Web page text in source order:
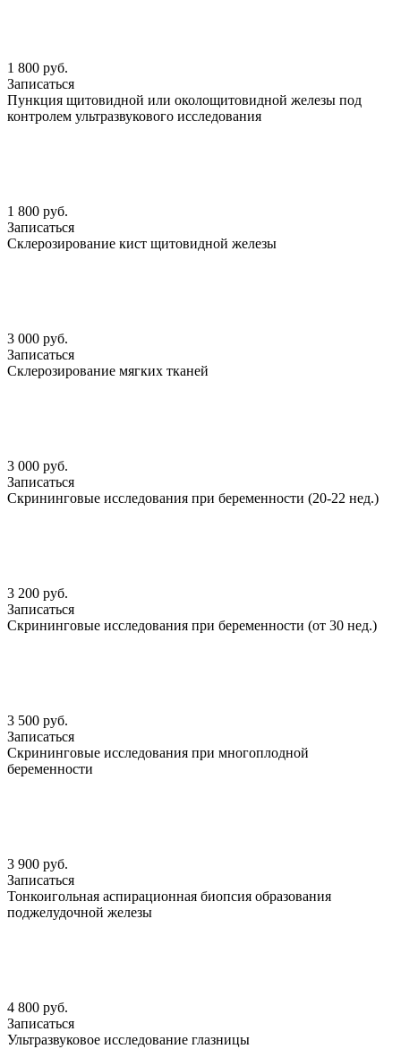
1 800 руб.
Записаться
Пункция щитовидной или околощитовидной железы под
контролем ультразвукового исследования
1 800 руб.
Записаться
Склерозирование кист щитовидной железы
3 000 руб.
Записаться
Склерозирование мягких тканей
3 000 руб.
Записаться
Скрининговые исследования при беременности (20-22 нед.)
3 200 руб.
Записаться
Скрининговые исследования при беременности (от 30 нед.)
3 500 руб.
Записаться
Скрининговые исследования при многоплодной
беременности
3 900 руб.
Записаться
Тонкоигольная аспирационная биопсия образования
поджелудочной железы
4 800 руб.
Записаться
Ультразвуковое исследование глазницы